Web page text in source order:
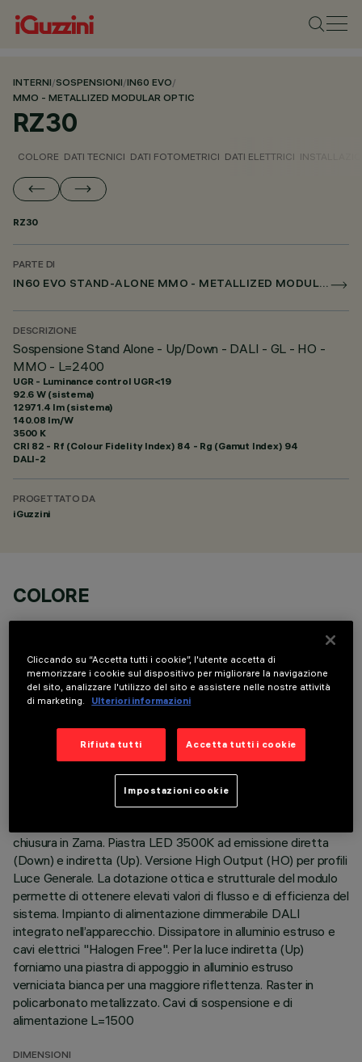
INTERNI/SOSPENSIONI/IN60 EVO/
MMO - METALLIZED MODULAR OPTIC
RZ30
COLORE DATI TECNICI DATI FOTOMETRICI DATI ELETTRICI
RZ30
PARTE DI
IN60 EVO STAND-ALONE MMO - METALLIZED MODULAR OPTIC
DESCRIZIONE
Sospensione Stand Alone - Up/Down - DALI - GL - HO -
MMO - L=2400
UGR - Luminance control UGR<19
92.6 W (sistema)
12971.4 lm (sistema)
140.08 lm/W
3500 K
CRI 82 - Rf (Colour Fidelity Index) 84 - Rg (Gamut Index) 94
DALI-2
PROGETTATO DA
iGuzzini
COLORE
DATI TECNICI
Corpo illuminante sospensione Stand Alone. Il prodotto è
chiusura in Zama. Piastra LED 3500K ad emissione diretta
(Down) e indiretta (Up). Versione High Output (HO) per profili
Luce Generale. La dotazione ottica e strutturale del modulo
permette di ottenere elevati valori di flusso e di efficienza del
sistema. Impianto di alimentazione dimmerabile DALI
integrato nell’apparecchio. Dissipatore in alluminio estruso e
cavi elettrici "Halogen Free". Per la luce indiretta (Up)
forniamo una piastra di appoggio in alluminio estruso
verniciata bianca per una maggiore riflettenza. Raster in
policarbonato metallizzato. Cavi di sospensione e di
alimentazione L=1500
DIMENSIONI
Cliccando su “Accetta tutti i cookie”, l'utente accetta di
memorizzare i cookie sul dispositivo per migliorare la navigazione
del sito, analizzare l'utilizzo del sito e assistere nelle nostre attività
di marketing.
Ulteriori informazioni
Rifiuta tutti Accetta tutti i cookie
Impostazioni cookie